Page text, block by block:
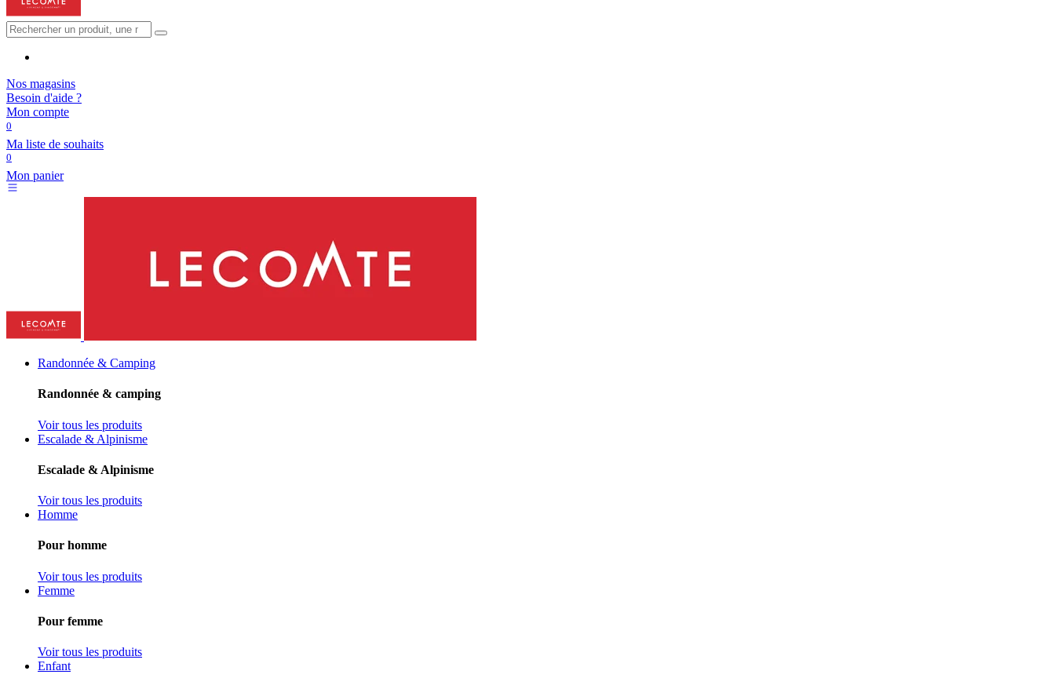
Nos magasins
Besoin d'aide ?
Mon compte
0
Ma liste de souhaits
0
Mon panier
Randonnée & Camping
Randonnée & camping
Voir tous les produits
Escalade & Alpinisme
Escalade & Alpinisme
Voir tous les produits
Homme
Pour homme
Voir tous les produits
Femme
Pour femme
Voir tous les produits
Enfant